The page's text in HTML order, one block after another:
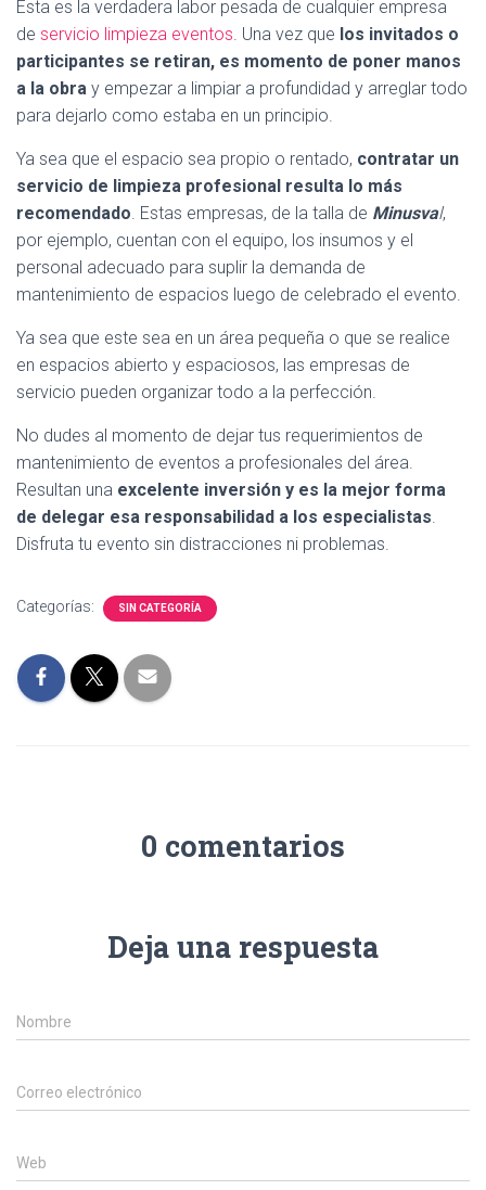
Esta es la verdadera labor pesada de cualquier empresa
de servicio limpieza eventos. Una vez que los invitados o
participantes se retiran, es momento de poner manos
a la obra y empezar a limpiar a profundidad y arreglar todo
para dejarlo como estaba en un principio.
Ya sea que el espacio sea propio o rentado, contratar un
servicio de limpieza profesional resulta lo más
recomendado. Estas empresas, de la talla de Minusval,
por ejemplo, cuentan con el equipo, los insumos y el
personal adecuado para suplir la demanda de
mantenimiento de espacios luego de celebrado el evento.
Ya sea que este sea en un área pequeña o que se realice
en espacios abierto y espaciosos, las empresas de
servicio pueden organizar todo a la perfección.
No dudes al momento de dejar tus requerimientos de
mantenimiento de eventos a profesionales del área.
Resultan una excelente inversión y es la mejor forma
de delegar esa responsabilidad a los especialistas.
Disfruta tu evento sin distracciones ni problemas.
Categorías: SIN CATEGORÍA
0 comentarios
Deja una respuesta
Nombre
Correo electrónico
Web